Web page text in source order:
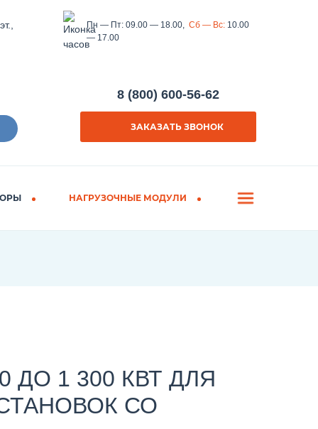
Пн — Пт: 09.00 — 18.00, Сб — Вс: 10.00
— 17.00
8 (800) 600-56-62
ЗАКАЗАТЬ ЗВОНОК
НАГРУЗОЧНЫЕ МОДУЛИ
1 300 КВТ ДЛЯ
СО